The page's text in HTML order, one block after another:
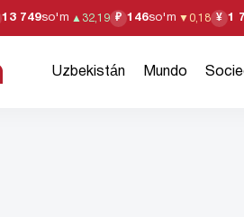
13 749so'm ▲ 32,19 ₽ 146so'm ▼ 0,18 ¥ 1
Uzbekistán Mundo